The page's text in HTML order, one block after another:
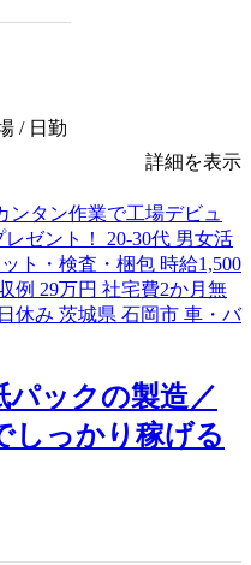
/ 日勤
詳細を表示
パックの製造／
しっかり稼げる